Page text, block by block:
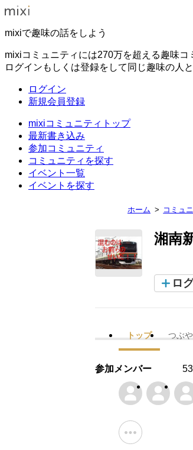
mixiで趣味の話をしよう
mixiコミュニティには270万を超える趣味コ
ログインもしくは登録をして同じ趣味の人
ログイン
新規会員登録
mixiコミュニティトップ
最新書き込み
参加コミュニティ
コミュニティを探す
イベント一覧
イベントを探す
ホーム コミュ
湘南
ロ
トップ つぶ
参加メンバー